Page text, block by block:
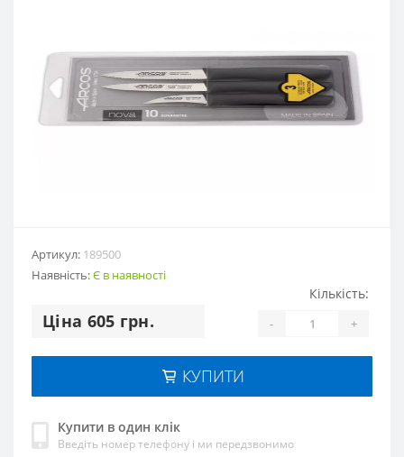
Артикул: 189500
Наявність:Є в наявності
Цiна 605 грн.
Кількість:
- +
КУПИТИ
Купити в один клік
Введіть номер телефону і ми передзвонимо